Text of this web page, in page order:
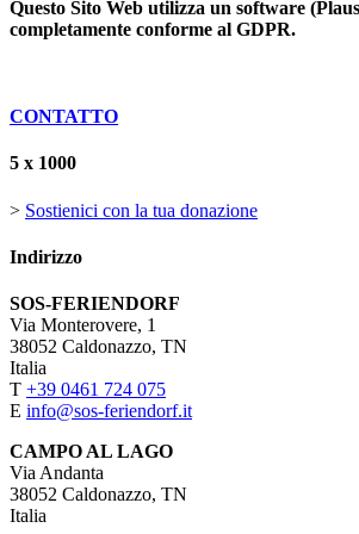
Questo Sito Web utilizza un software
completamente conforme al GDPR.
CONTATTO
5 x 1000
> Sostienici con la tua donazione
Indirizzo
SOS-FERIENDORF
Via Monterovere, 1
38052 Caldonazzo, TN
Italia
T +39 0461 724 075
E info@sos-feriendorf.it
CAMPO AL LAGO
Via Andanta
38052 Caldonazzo, TN
Italia